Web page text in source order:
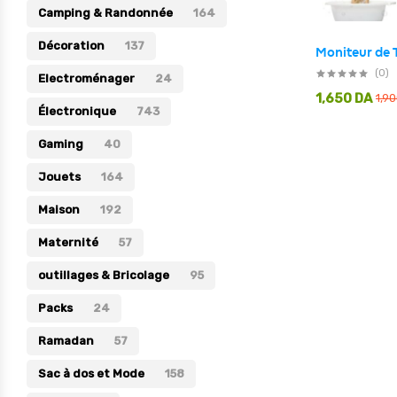
Électronique
Jouets
Maison
Maternité
Outillages & Bricolage
Packs
Sac à dos et Mode
Soins & Beauté
Sport
Divers
(0)
1,650 DA
Camping & Randonnée 164
Décoration 137
Electroménager 24
Électronique 743
Gaming 40
Jouets 164
Maison 192
Maternité 57
outillages & Bricolage 95
Packs 24
Ramadan 57
Sac à dos et Mode 158